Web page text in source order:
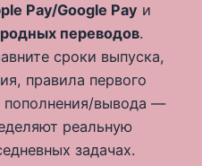
Pay/Google Pay и
переводов.
сроки выпуска,
правила первого
пополнения/вывода —
реальную
задачах.